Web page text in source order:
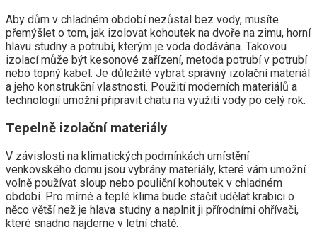
Aby dům v chladném období nezůstal bez vody, musíte
přemýšlet o tom, jak izolovat kohoutek na dvoře na zimu, horní
hlavu studny a potrubí, kterým je voda dodávána. Takovou
izolací může být kesonové zařízení, metoda potrubí v potrubí
nebo topný kabel. Je důležité vybrat správný izolační materiál
a jeho konstrukční vlastnosti. Použití moderních materiálů a
technologií umožní připravit chatu na využití vody po celý rok.
Tepelně izolační materiály
V závislosti na klimatických podmínkách umístění
venkovského domu jsou vybrány materiály, které vám umožní
volně používat sloup nebo pouliční kohoutek v chladném
období. Pro mírné a teplé klima bude stačit udělat krabici o
něco větší než je hlava studny a naplnit ji přírodními ohřívači,
které snadno najdeme v letní chatě: